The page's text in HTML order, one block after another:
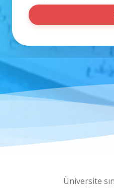
S
O
S
Üniversite